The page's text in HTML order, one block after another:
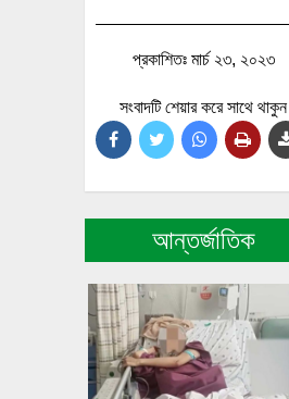
প্রকাশিতঃ মার্চ ২৩, ২০২৩
সংবাদটি শেয়ার করে সাথে থাকুন
আন্তর্জাতিক